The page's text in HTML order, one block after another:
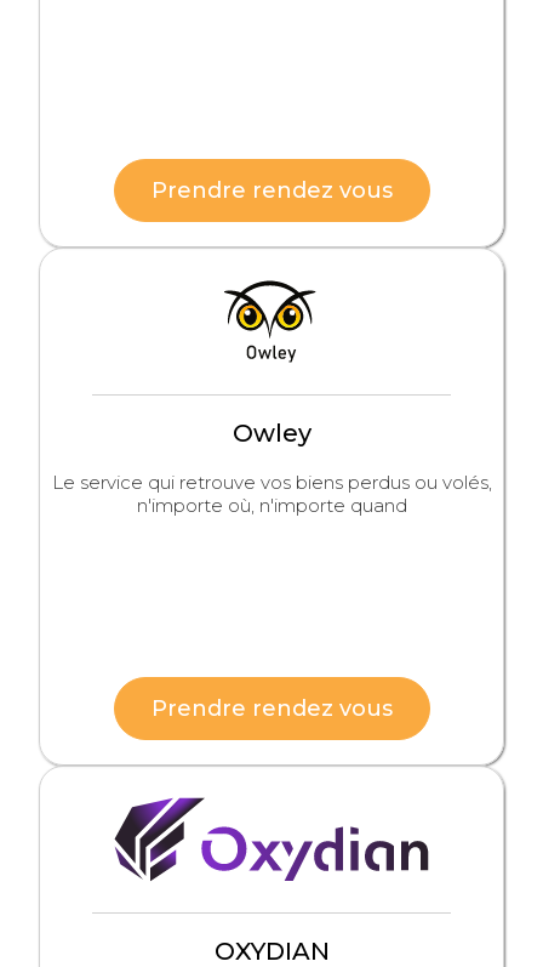
Prendre rendez vous
Owley
Le service qui retrouve vos biens perdus ou volés,
n'importe où, n'importe quand
Prendre rendez vous
OXYDIAN